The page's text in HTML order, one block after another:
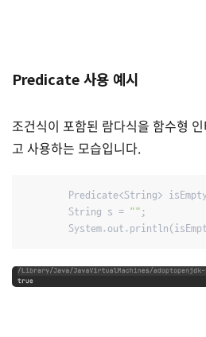
Predicate 사용 예시
조건식이 포함된 람다식을 함수형
고 사용하는 모습입니다.
Predicate<String>
        String s =
"" ;